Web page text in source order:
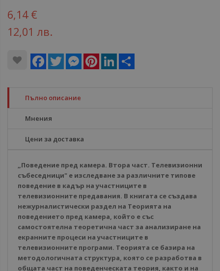
6,14 €
12,01 лв.
Facebook
Twitter MessengerPinterestLinkedIn
Пълно описание
Мнения
Цени за доставка
„Поведение пред камера. Втора част. Телевизионни
събеседници" е изследване за различните типове
поведение в кадър на участниците в
телевизионните предавания. В книгата се създава
нежурналистически раздел на Теорията на
поведението пред камера, който е със
самостоятелна теоретична част за анализиране на
екранните процеси на участниците в
телевизионните програми. Теорията се базира на
методологичната структура, която се разработва в
общата част на поведенческата теория, както и на